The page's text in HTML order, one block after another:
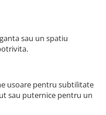
sau un spatiu
usoare pentru subtilitate
sau puternice pentru un